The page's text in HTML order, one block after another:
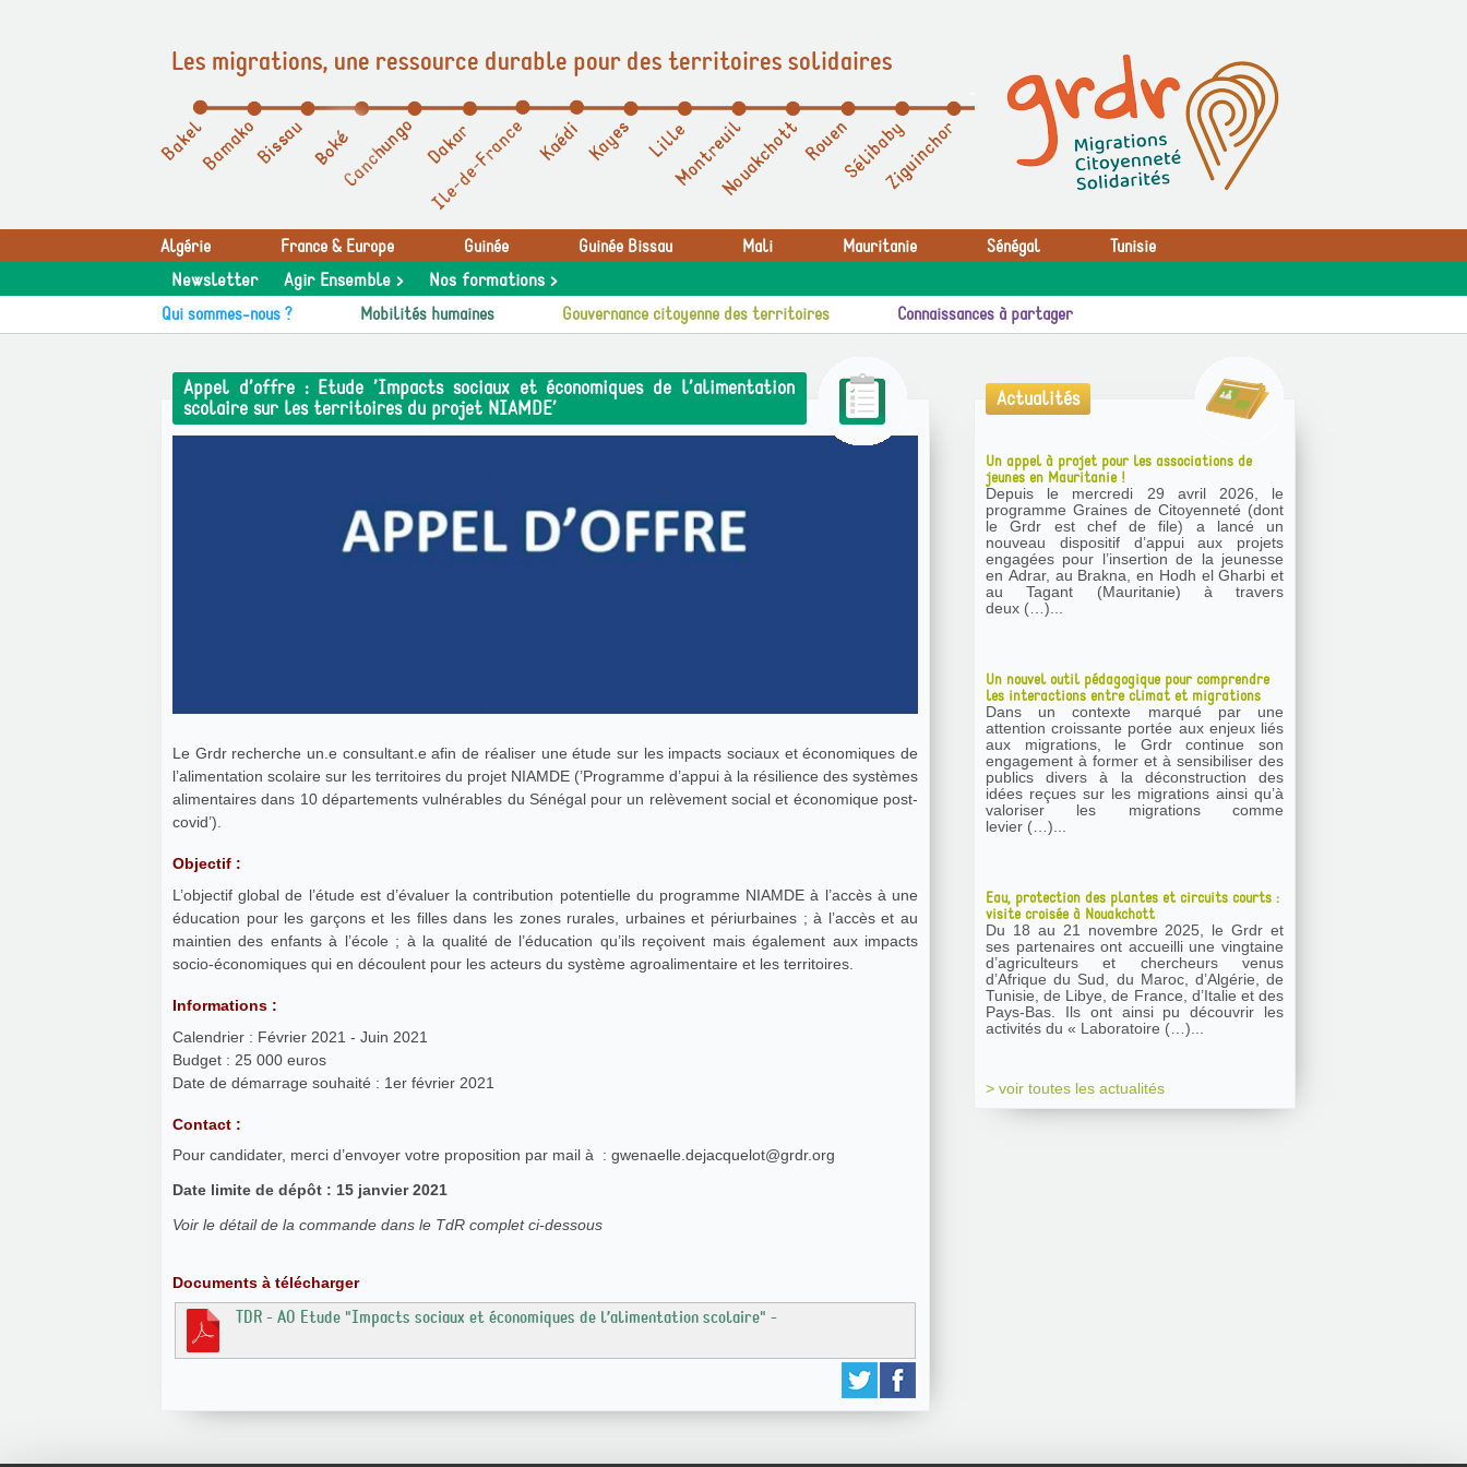
Les migrations, une ressource durable pour des territoires solidaires
Algérie France & Europe Guinée Guinée Bissau Mali Mauritanie Sénégal Tunisie
Newsletter Agir Ensemble > Nos formations >
Qui sommes-nous ? Mobilités humaines Gouvernance citoyenne des territoires Connaissances à partager
Appel d’offre : Etude ’Impacts sociaux et économiques de l’alimentation
scolaire sur les territoires du projet NIAMDE’
Le Grdr recherche un.e consultant.e afin de réaliser une étude sur les impacts sociaux et économiques de
l’alimentation scolaire sur les territoires du projet NIAMDE (’Programme d’appui à la résilience des systèmes
alimentaires dans 10 départements vulnérables du Sénégal pour un relèvement social et économique post-
covid’).
Objectif :
L’objectif global de l’étude est d’évaluer la contribution potentielle du programme NIAMDE à l’accès à une
éducation pour les garçons et les filles dans les zones rurales, urbaines et périurbaines ; à l’accès et au
maintien des enfants à l’école ; à la qualité de l’éducation qu’ils reçoivent mais également aux impacts
socio-économiques qui en découlent pour les acteurs du système agroalimentaire et les territoires.
Informations :
Calendrier : Février 2021 - Juin 2021
Budget : 25 000 euros
Date de démarrage souhaité : 1er février 2021
Contact :
Pour candidater, merci d’envoyer votre proposition par mail à : gwenaelle.dejacquelot@grdr.org
Date limite de dépôt : 15 janvier 2021
Voir le détail de la commande dans le TdR complet ci-dessous
Documents à télécharger
TDR - AO Etude "Impacts sociaux et économiques de l’alimentation scolaire" -
Actualités
Un appel à projet pour les associations de
jeunes en Mauritanie !
Depuis le mercredi 29 avril 2026, le
programme Graines de Citoyenneté (dont
le Grdr est chef de file) a lancé un
nouveau dispositif d’appui aux projets
engagées pour l’insertion de la jeunesse
en Adrar, au Brakna, en Hodh el Gharbi et
au Tagant (Mauritanie) à travers
deux (…)...
Un nouvel outil pédagogique pour comprendre
les interactions entre climat et migrations
Dans un contexte marqué par une
attention croissante portée aux enjeux liés
aux migrations, le Grdr continue son
engagement à former et à sensibiliser des
publics divers à la déconstruction des
idées reçues sur les migrations ainsi qu’à
valoriser les migrations comme
levier (…)...
Eau, protection des plantes et circuits courts :
visite croisée à Nouakchott
Du 18 au 21 novembre 2025, le Grdr et
ses partenaires ont accueilli une vingtaine
d’agriculteurs et chercheurs venus
d’Afrique du Sud, du Maroc, d’Algérie, de
Tunisie, de Libye, de France, d’Italie et des
Pays-Bas. Ils ont ainsi pu découvrir les
activités du « Laboratoire (…)...
> voir toutes les actualités